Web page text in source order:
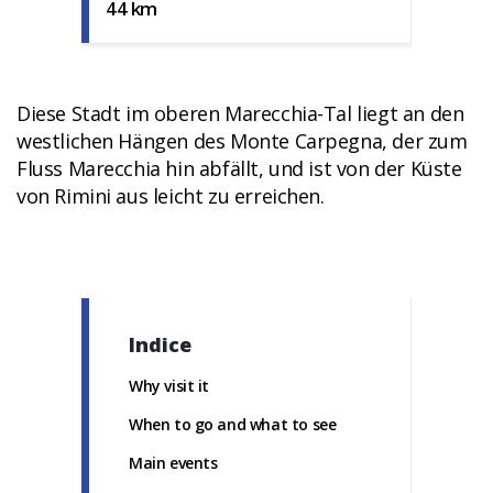
44 km
Diese Stadt im oberen Marecchia-Tal liegt an den
westlichen Hängen des Monte Carpegna, der zum
Fluss Marecchia hin abfällt, und ist von der Küste
von Rimini aus leicht zu erreichen.
Indice
Why visit it
When to go and what to see
Main events